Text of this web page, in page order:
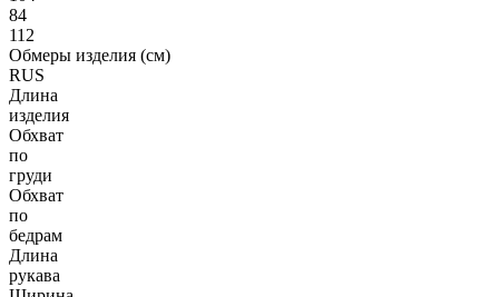
84
112
Обмеры изделия (см)
RUS
Длина
изделия
Обхват
по
груди
Обхват
по
бедрам
Длина
рукава